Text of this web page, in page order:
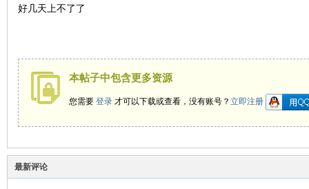
好几天上不了了
本帖子中包含更多资源
您需要 登录 才可以下载或查看，没有账号？ 立即注册
最新评论